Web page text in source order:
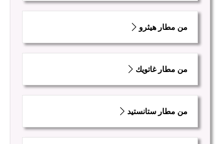
من مطار هيثرو
من مطار غاتويك
من مطار ستانستيد